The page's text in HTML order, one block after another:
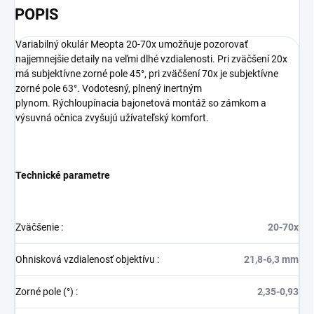
POPIS
Variabilný okulár Meopta 20-70x umožňuje pozorovať
najjemnejšie detaily na veľmi dlhé vzdialenosti. Pri zväčšení 20x
má subjektívne zorné pole 45°, pri zväčšení 70x je subjektívne
zorné pole 63°. Vodotesný, plnený inertným
plynom. Rýchloupínacia bajonetová montáž so zámkom a
výsuvná očnica zvyšujú užívateľský komfort.
Technické parametre
Zväčšenie : 20-70x
Ohnisková vzdialenosť objektívu : 21,8-6,3 mm
Zorné pole (°) : 2,35-0,93